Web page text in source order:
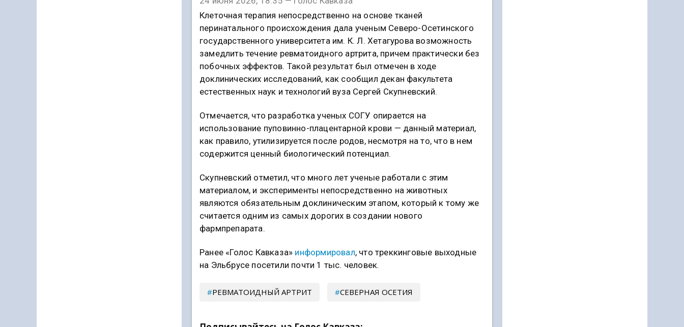
Клеточная терапия непосредственно на основе тканей
перинатального происхождения дала ученым Северо-Осетинского
государственного университета им. К. Л. Хетагурова возможность
замедлить течение ревматоидного артрита, причем практически без
побочных эффектов. Такой результат был отмечен в ходе
доклинических исследований, как сообщил декан факультета
естественных наук и технологий вуза Сергей Скупневский.
Отмечается, что разработка ученых СОГУ опирается на
использование пуповинно-плацентарной крови — данный материал,
как правило, утилизируется после родов, несмотря на то, что в нем
содержится ценный биологический потенциал.
Скупневский отметил, что много лет ученые работали с этим
материалом, и эксперименты непосредственно на животных
являются обязательным доклиническим этапом, который к тому же
считается одним из самых дорогих в создании нового
фармпрепарата.
Ранее «Голос Кавказа» информировал, что треккинговые выходные
на Эльбрусе посетили почти 1 тыс. человек.
РЕВМАТОИДНЫЙ АРТРИТ СЕВЕРНАЯ ОСЕТИЯ